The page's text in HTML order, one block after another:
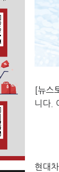
[뉴스
니다
현대